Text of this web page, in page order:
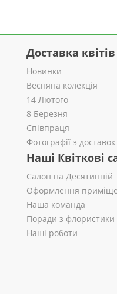
Доставка квітів
Новинки
Весняна колекція
14 Лютого
8 Березня
Співпраця
Фотографії з доставок
Наші Квіткові
Салон на Десятинній
Оформлення
Наша команда
Поради з флористики
Наші роботи